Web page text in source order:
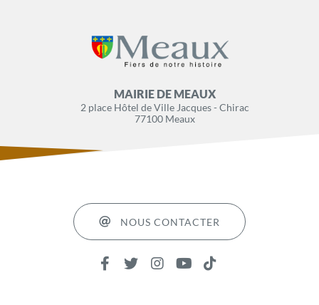
MAIRIE DE MEAUX
2 place Hôtel de Ville Jacques - Chirac
77100 Meaux
NOUS CONTACTER